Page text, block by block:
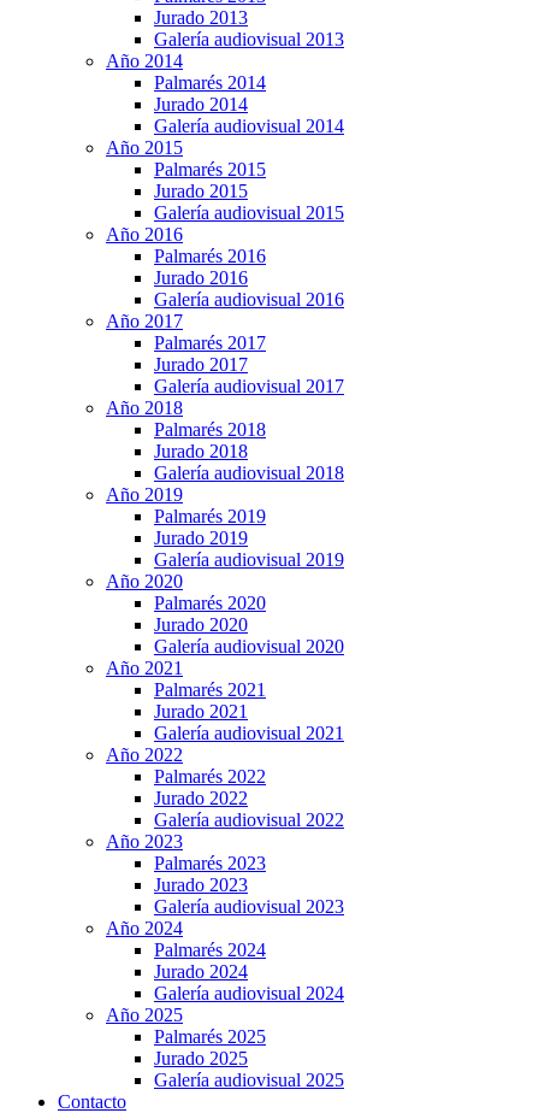
Jurado 2013
Galería audiovisual 2013
Año 2014
Palmarés 2014
Jurado 2014
Galería audiovisual 2014
Año 2015
Palmarés 2015
Jurado 2015
Galería audiovisual 2015
Año 2016
Palmarés 2016
Jurado 2016
Galería audiovisual 2016
Año 2017
Palmarés 2017
Jurado 2017
Galería audiovisual 2017
Año 2018
Palmarés 2018
Jurado 2018
Galería audiovisual 2018
Año 2019
Palmarés 2019
Jurado 2019
Galería audiovisual 2019
Año 2020
Palmarés 2020
Jurado 2020
Galería audiovisual 2020
Año 2021
Palmarés 2021
Jurado 2021
Galería audiovisual 2021
Año 2022
Palmarés 2022
Jurado 2022
Galería audiovisual 2022
Año 2023
Palmarés 2023
Jurado 2023
Galería audiovisual 2023
Año 2024
Palmarés 2024
Jurado 2024
Galería audiovisual 2024
Año 2025
Palmarés 2025
Jurado 2025
Galería audiovisual 2025
Contacto